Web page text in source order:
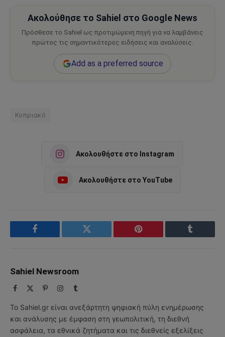
Ακολούθησε το Sahiel στο Google News
Πρόσθεσε το Sahiel ως προτιμώμενη πηγή για να λαμβάνεις
πρώτος τις σημαντικότερες ειδήσεις και αναλύσεις.
Add as a preferred source
Κυπριακό
Ακολουθήστε στο Instagram
Ακολουθήστε στο YouTube
Facebook Twitter Pinterest Tumblr
Sahiel Newsroom
Facebook PinterestInstagram
Tumblr
Το Sahiel.gr είναι ανεξάρτητη ψηφιακή πύλη ενημέρωσης
και ανάλυσης με έμφαση στη γεωπολιτική, τη διεθνή
ασφάλεια, τα εθνικά ζητήματα και τις διεθνείς εξελίξεις